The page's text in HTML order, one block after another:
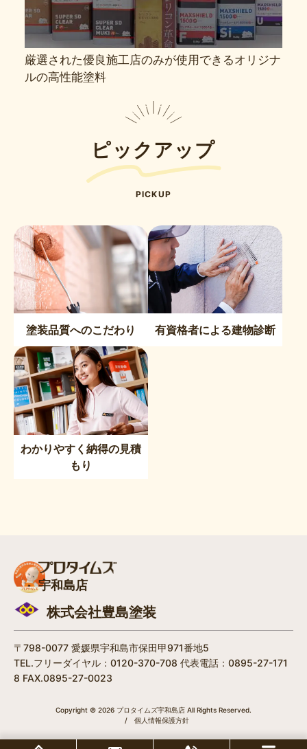
厳選された優良施工店のみが使用できるオリジナ
ルの高性能塗料
ピックアップ
PICKUP
塗装品質へのこだわり 有資格者による建物診断
わかりやすく納得の見積
もり
宇和島店
株式会社豊島塗装
〒798-0077 愛媛県宇和島市保田甲971番地5
TEL.フリーダイヤル：0120-370-708 代表電話：0895-27-171
8 FAX.0895-27-0023
Copyright © 2026 プロタイムズ宇和島店 All Rights Reserved.
/
個人情報保護方針